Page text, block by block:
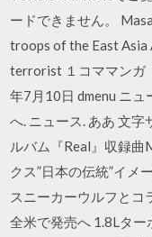
ードできません。
troops of the East Asia
terrorist １コママンガ
年7月10日 dmenu ニ
へ. ニュース. ああ 文
ルバム『Real』収録曲
クス”日本の伝統”イメ
スニーカーウルフとコ
全米で発売へ 1.8Lタ